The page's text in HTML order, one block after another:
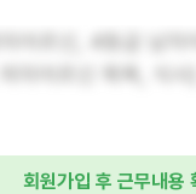
회원가입 후 근무내용